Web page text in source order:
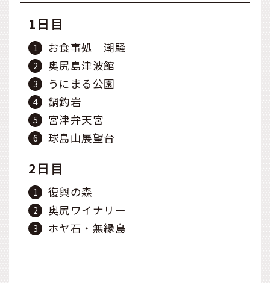
1日目
お食事処 潮騒
奥尻島津波館
うにまる公園
鍋釣岩
宮津弁天宮
球島山展望台
2日目
復興の森
奥尻ワイナリー
ホヤ石・無縁島